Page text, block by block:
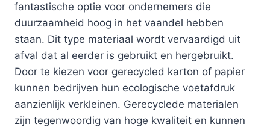
fantastische optie voor ondernemers die
duurzaamheid hoog in het vaandel hebben
staan. Dit type materiaal wordt vervaardigd uit
afval dat al eerder is gebruikt en hergebruikt.
Door te kiezen voor gerecycled karton of papier
kunnen bedrijven hun ecologische voetafdruk
aanzienlijk verkleinen. Gerecyclede materialen
zijn tegenwoordig van hoge kwaliteit en kunnen